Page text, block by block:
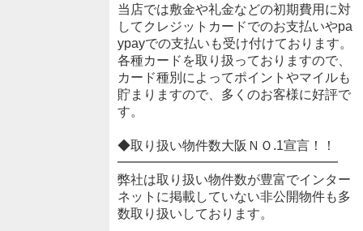
当店では敷金や礼金などの初期費用に対
してクレジットカードでのお支払いやpa
ypayでの支払いも受け付けております。
各種カードを取り扱っておりますので、
カード種別によってポイントやマイルも
貯まりますので、多くのお客様に好評で
す。
◆取り扱い物件数大阪ＮＯ.1宣言！！
━━━━━━━━━━━━━━━━━
弊社は取り扱い物件数が豊富でインター
ネットに掲載していない非公開物件も多
数取り扱いしております。